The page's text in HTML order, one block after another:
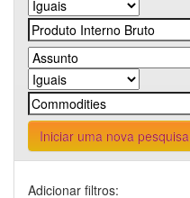
Iniciar uma nova pesquisa
Adicionar filtros: